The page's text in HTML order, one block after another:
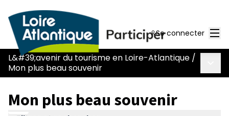
Se connecter
L&#39;avenir du tourisme en Loire-Atlantique /
Mon plus beau souvenir
Mon plus beau souvenir